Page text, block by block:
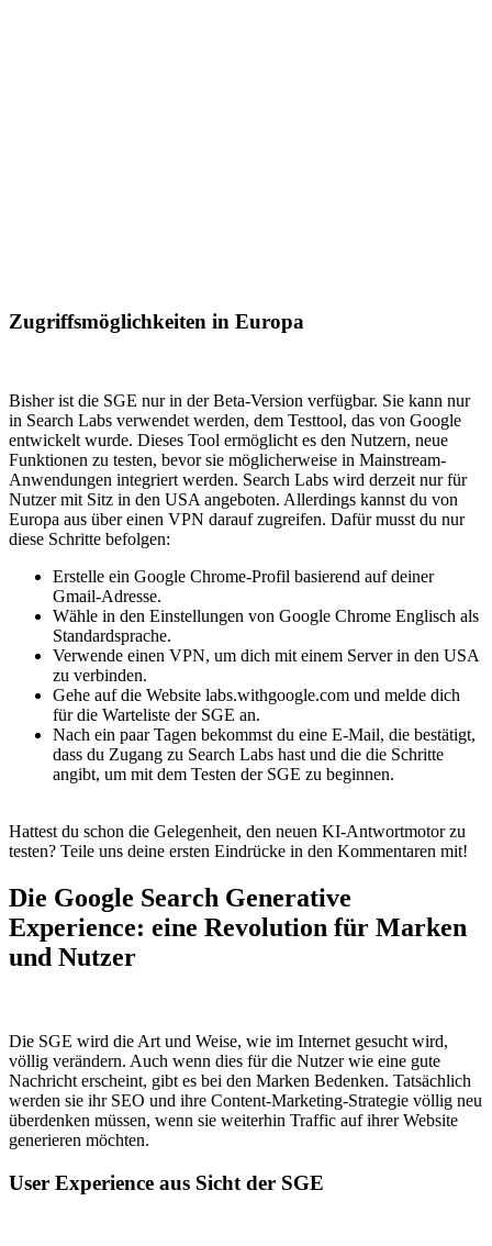
Zugriffsmöglichkeiten in Europa
Bisher ist die SGE nur in der Beta-Version verfügbar. Sie kann nur
in Search Labs verwendet werden, dem Testtool, das von Google
entwickelt wurde. Dieses Tool ermöglicht es den Nutzern, neue
Funktionen zu testen, bevor sie möglicherweise in Mainstream-
Anwendungen integriert werden. Search Labs wird derzeit nur für
Nutzer mit Sitz in den USA angeboten. Allerdings kannst du von
Europa aus über einen VPN darauf zugreifen. Dafür musst du nur
diese Schritte befolgen:
Erstelle ein Google Chrome-Profil basierend auf deiner
Gmail-Adresse.
Wähle in den Einstellungen von Google Chrome Englisch als
Standardsprache.
Verwende einen VPN, um dich mit einem Server in den USA
zu verbinden.
Gehe auf die Website labs.withgoogle.com und melde dich
für die Warteliste der SGE an.
Nach ein paar Tagen bekommst du eine E-Mail, die bestätigt,
dass du Zugang zu Search Labs hast und die die Schritte
angibt, um mit dem Testen der SGE zu beginnen.
Hattest du schon die Gelegenheit, den neuen KI-Antwortmotor zu
testen? Teile uns deine ersten Eindrücke in den Kommentaren mit!
Die Google Search Generative
Experience: eine Revolution für Marken
und Nutzer
Die SGE wird die Art und Weise, wie im Internet gesucht wird,
völlig verändern. Auch wenn dies für die Nutzer wie eine gute
Nachricht erscheint, gibt es bei den Marken Bedenken. Tatsächlich
werden sie ihr SEO und ihre Content-Marketing-Strategie völlig neu
überdenken müssen, wenn sie weiterhin Traffic auf ihrer Website
generieren möchten.
User Experience aus Sicht der SGE